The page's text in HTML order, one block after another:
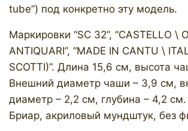
tube”) под конкретно эту модель.
Маркировки “SC 32”, “CASTELLO \
ANTIQUARI”, “MADE IN CANTU \
SCOTTI)”. Длина 15,6 см, высота
Внешний диаметр чаши – 3,9 см,
диаметр – 2,2 см, глубина – 4,2
Бриар, акриловый мундштук, без